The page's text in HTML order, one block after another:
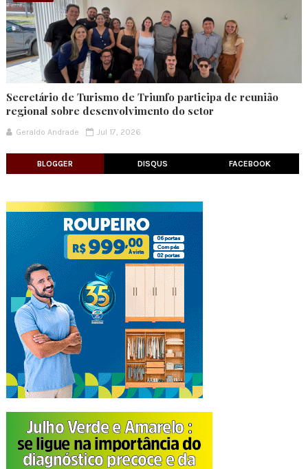
Secretário de Turismo de Triunfo participa de reunião
regional sobre desenvolvimento do setor
Geraldo Andrade Jul 17, 2026
BLOGGER DISQUS FACEBOOK